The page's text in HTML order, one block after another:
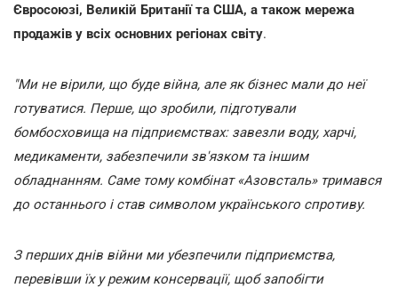
Євросоюзі, Великій Британії та США, а також мережа
продажів у всіх основних регіонах світу.
"Ми не вірили, що буде війна, але як бізнес мали до неї
готуватися. Перше, що зробили, підготували
бомбосховища на підприємствах: завезли воду, харчі,
медикаменти, забезпечили зв'язком та іншим
обладнанням. Саме тому комбінат «Азовсталь» тримався
до останнього і став символом українського спротиву.
З перших днів війни ми убезпечили підприємства,
перевівши їх у режим консервації, щоб запобігти